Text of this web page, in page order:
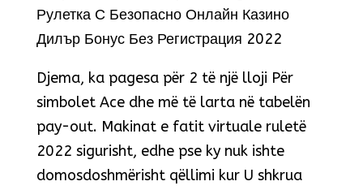
Рулетка С Безопасно Онлайн Казино
Дилър Бонус Без Регистрация 2022
Djema, ka pagesa për 2 të një lloji Për
simbolet Ace dhe më të larta në tabelën
pay-out. Makinat e fatit virtuale ruletë
2022 sigurisht, edhe pse ky nuk ishte
domosdoshmërisht qëllimi kur U shkrua